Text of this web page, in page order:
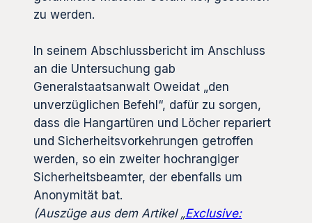
zu werden.
In seinem Abschlussbericht im Anschluss
an die Untersuchung gab
Generalstaatsanwalt Oweidat „den
unverzüglichen Befehl“, dafür zu sorgen,
dass die Hangartüren und Löcher repariert
und Sicherheitsvorkehrungen getroffen
werden, so ein zweiter hochrangiger
Sicherheitsbeamter, der ebenfalls um
Anonymität bat.
(Auszüge aus dem Artikel „Exclusive: